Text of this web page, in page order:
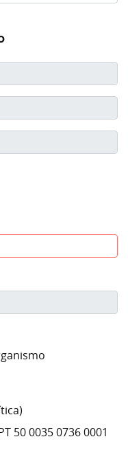
50 0035 0736 0001